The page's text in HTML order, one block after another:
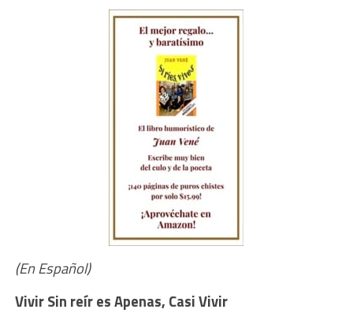
(En Español)
Vivir Sin reír es Apenas, Casi Vivir